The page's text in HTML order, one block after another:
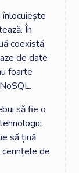
În
coexistă.
de date
foarte
să fie o
să țină
de